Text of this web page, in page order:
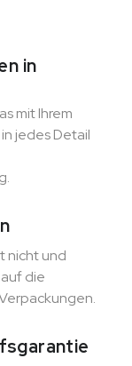
in
mit Ihrem
jedes Detail
nicht und
die